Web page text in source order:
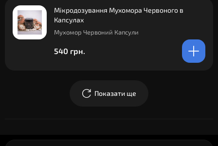
Мікродозування Мухомора Червоного в
Капсулах
Мухомор Червоний Капсули
540 грн.
Показати ще